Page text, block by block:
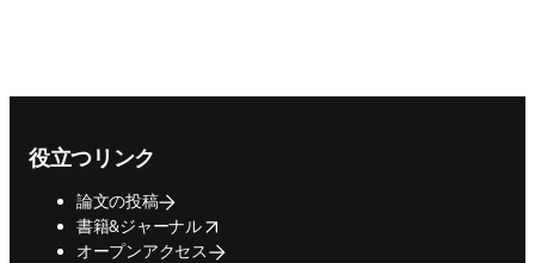
役立つリンク
論文の投稿
書籍&ジャーナル
opens in new tab/window
オープンアクセス